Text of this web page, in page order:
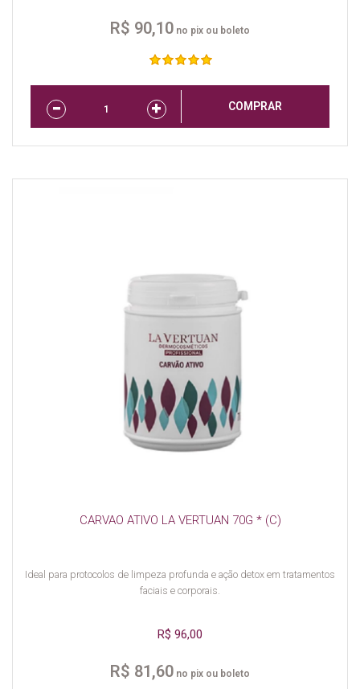
R$ 90,10 no pix ou boleto
COMPRAR
CARVAO ATIVO LA VERTUAN 70G * (C)
Ideal para protocolos de limpeza profunda e ação detox em tratamentos
faciais e corporais.
R$ 96,00
R$ 81,60 no pix ou boleto